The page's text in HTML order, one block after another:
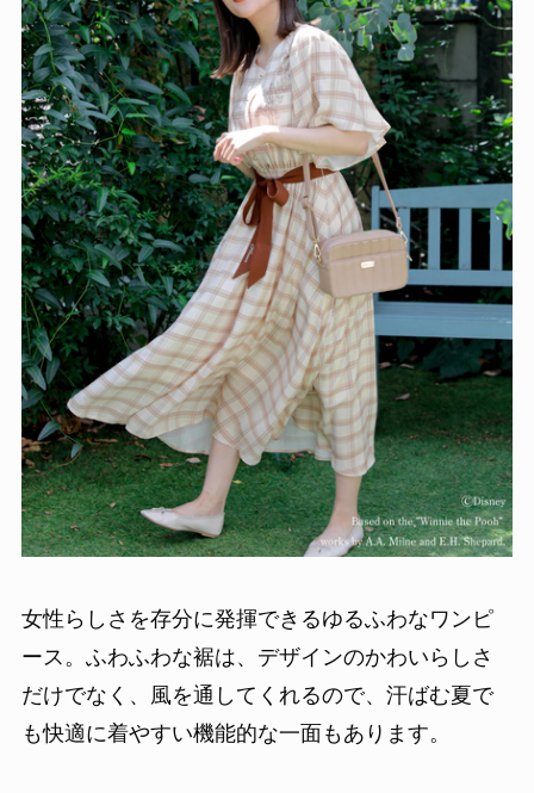
女性らしさを存分に発揮できるゆるふわなワンピ
ース。ふわふわな裾は、デザインのかわいらしさ
だけでなく、風を通してくれるので、汗ばむ夏で
も快適に着やすい機能的な一面もあります。